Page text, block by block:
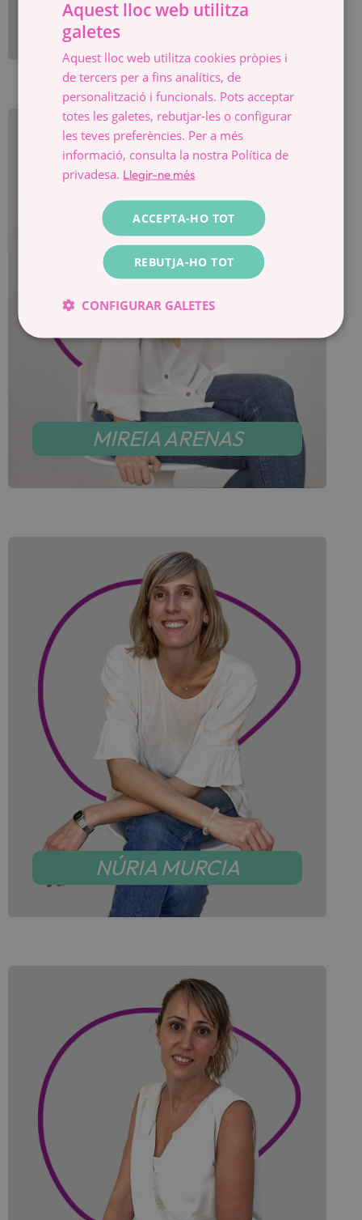
JESICA L. OBERCIE
MIREIA ARENAS
NÚRIA MURCIA
CATALÀ
Aquest lloc web utilitza
galetes
Aquest lloc web utilitza cookies pròpies i
de tercers per a fins analítics, de
personalització i funcionals. Pots acceptar
totes les galetes, rebutjar-les o configurar
les teves preferències. Per a més
informació, consulta la nostra Política de
privadesa. Llegir-ne més
ACCEPTA-HO TOT
REBUTJA-HO TOT
CONFIGURAR GALETES